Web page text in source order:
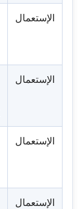
الإستعمال
الإستعمال
الإستعمال
الإستعمال